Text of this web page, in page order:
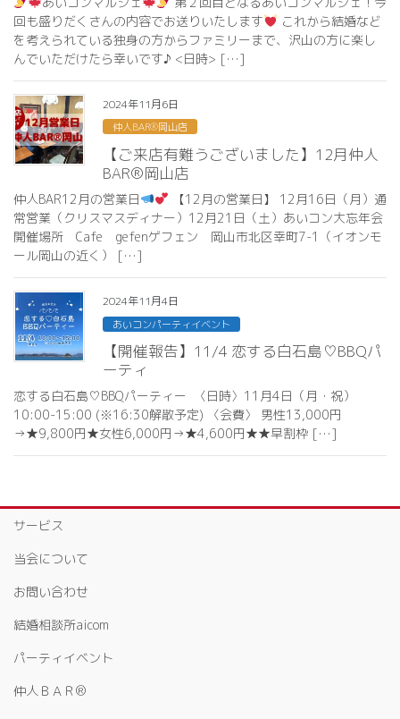
回も盛りだくさんの内容でお送りいたします
これから結婚など
を考えられている独身の方からファミリーまで、沢山の方に楽し
んでいただけたら幸いです♪ <日時> […]
2024年11月6日
仲人BAR®岡山店
【ご来店有難うございました】12月仲人
BAR®岡山店
仲人BAR12月の営業日
【12月の営業日】 12月16日（月）通
常営業（クリスマスディナー）12月21日（土）あいコン大忘年会
開催場所 Cafe gefenゲフェン 岡山市北区幸町7-1（イオンモ
ール岡山の近く） […]
2024年11月4日
あいコンパーティイベント
【開催報告】11/4 恋する白石島♡BBQパ
ーティ
恋する白石島♡BBQパーティー 〈日時〉11月4日（月・祝）
10:00-15:00 (※16:30解散予定) 〈会費〉 男性13,000円
→★9,800円★女性6,000円→★4,600円★★早割枠 […]
サービス
当会について
お問い合わせ
結婚相談所aicom
パーティイベント
仲人ＢＡＲ®